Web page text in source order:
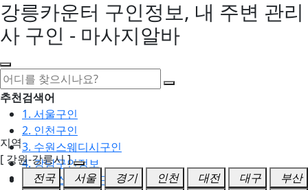
강릉카운터 구인정보, 내 주변 관리
사 구인 - 마사지알바
추천검색어
1. 서울구인
2. 인천구인
3. 수원스웨디시구인
4. 강남구인정보
5. 동탄스웨디시구인
지역
[ 강원-강릉시 ]
전국
서울 경기 인천 대전 대구
부산